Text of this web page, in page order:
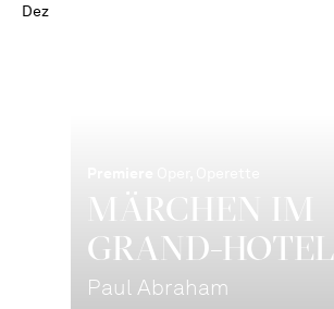
Dez
MÄRCHEN IM
GRAND-HOTEL
Paul Abraham